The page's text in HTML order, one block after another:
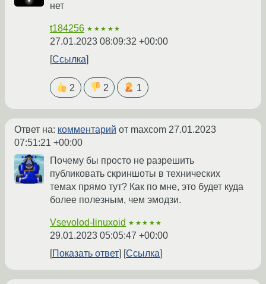
нет
t184256 ★★★★★
27.01.2023 08:09:32 +00:00
Ссылка
2 2 1
Ответ на: комментарий от maxcom 27.01.2023
07:51:21 +00:00
Почему бы просто не разрешить
публиковать скриншоты в технических
темах прямо тут? Как по мне, это будет куда
более полезным, чем эмодзи.
Vsevolod-linuxoid ★★★★★
29.01.2023 05:05:47 +00:00
Показать ответ
Ссылка